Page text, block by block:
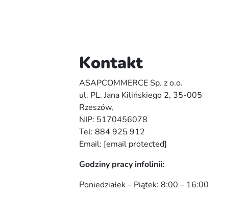
Kontakt
ASAPCOMMERCE Sp. z o.o.
ul. PL. Jana Kilińskiego 2, 35-005
Rzeszów,
NIP: 5170456078
Tel: 884 925 912
Email: [email protected]
Godziny pracy infolinii:
Poniedziałek – Piątek: 8:00 – 16:00